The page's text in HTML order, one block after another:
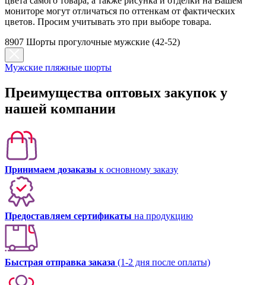
мониторе могут отличаться по оттенкам от фактических
цветов. Просим учитывать это при выборе товара.
8907 Шорты прогулочные мужские (42-52)
Мужские пляжные шорты
Преимущества оптовых закупок у
нашей компании
Принимаем дозаказы к основному заказу
Предоставляем сертификаты на продукцию
Быстрая отправка заказа (1-2 дня после оплаты)